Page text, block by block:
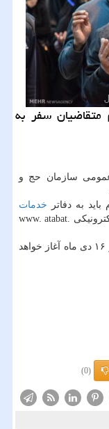
سفر به
سازمان حج و
به دفاتر خدمات
زیارتی و یا سامانه اینترنتی عتبات به نشانی الكترونیكی www. atabat.
اعزام زائران به عتبات عالیات در دوره جدید از ۱۶ دی ماه آغاز خواهد
(0)